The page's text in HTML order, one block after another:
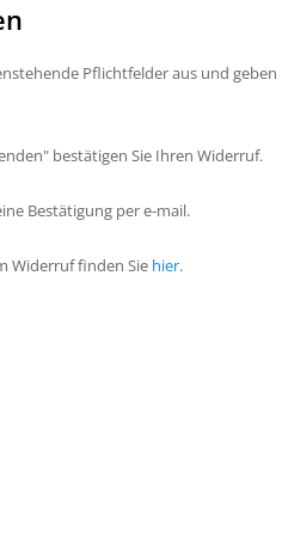
Pflichtfelder aus und
bestätigen Sie Ihren Widerruf.
Bestätigung per e-mail.
Widerruf finden Sie hier.